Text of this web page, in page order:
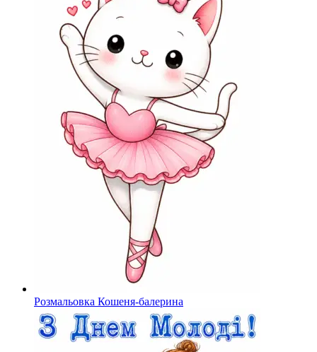
Розмальовка Кошеня-балерина